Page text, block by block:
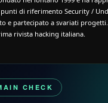
di riferimento Security /
e partecipato a svariati
rivista hacking italiana.
CHECK